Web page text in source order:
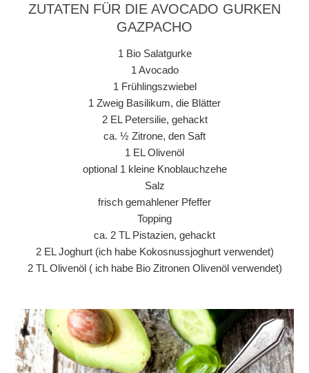
ZUTATEN FÜR DIE AVOCADO GURKEN
GAZPACHO
1 Bio Salatgurke
1 Avocado
1 Frühlingszwiebel
1 Zweig Basilikum, die Blätter
2 EL Petersilie, gehackt
ca. ½ Zitrone, den Saft
1 EL Olivenöl
optional 1 kleine Knoblauchzehe
Salz
frisch gemahlener Pfeffer
Topping
ca. 2 TL Pistazien, gehackt
2 EL Joghurt (ich habe Kokosnussjoghurt verwendet)
2 TL Olivenöl ( ich habe Bio Zitronen Olivenöl verwendet)